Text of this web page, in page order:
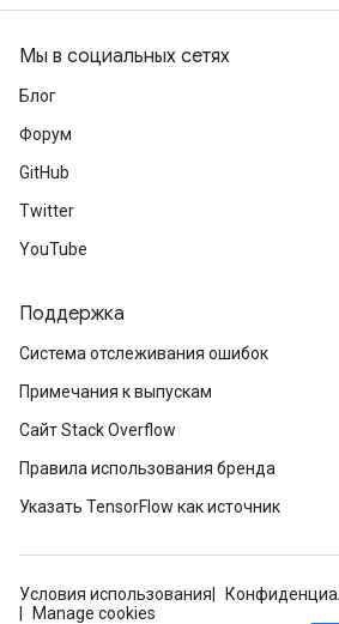
Мы в социальных сетях
Блог
Форум
GitHub
Twitter
YouTube
Поддержка
Система отслеживания ошибок
Примечания к выпускам
Сайт Stack Overflow
Правила использования бренда
Указать TensorFlow как источник
Условия использования
Manage cookies